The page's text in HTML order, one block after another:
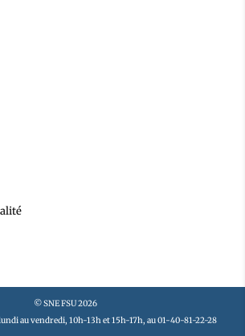
© SNE FSU 2026
au vendredi, 10h-13h et 15h-17h, au 01-40-81-22-28